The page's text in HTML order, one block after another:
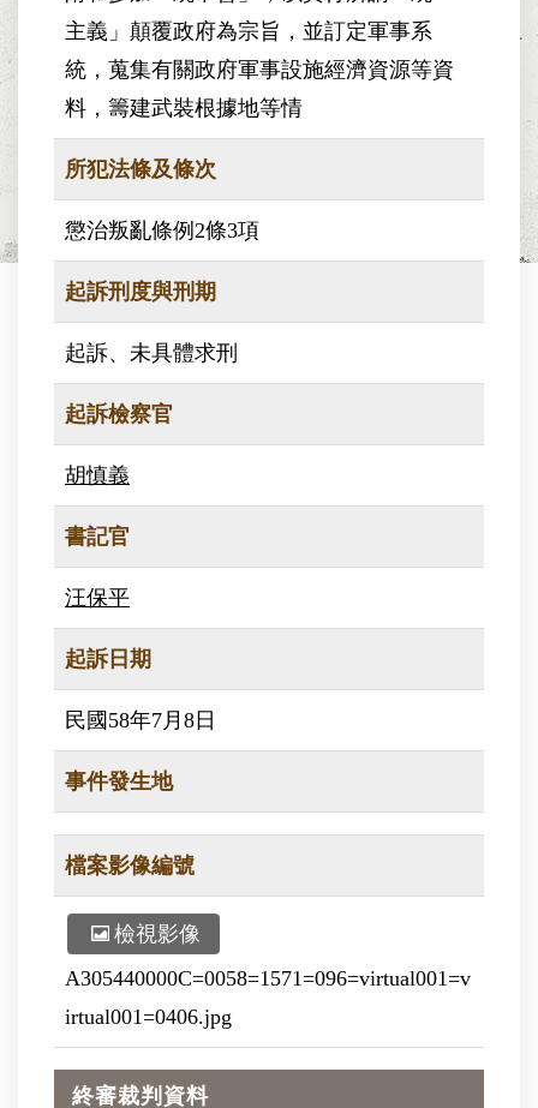
主義」顛覆政府為宗旨，並訂定軍事系
統，蒐集有關政府軍事設施經濟資源等資
料，籌建武裝根據地等情
所犯法條及條次
懲治叛亂條例2條3項
起訴刑度與刑期
起訴、未具體求刑
起訴檢察官
胡慎義
書記官
汪保平
起訴日期
民國58年7月8日
事件發生地
檔案影像編號
檢視影像
A305440000C=0058=1571=096=virtual001=v
irtual001=0406.jpg
終審裁判資料